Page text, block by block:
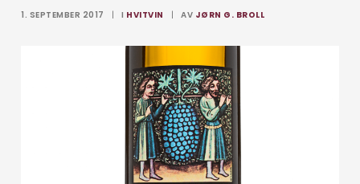
1. SEPTEMBER 2017 | I HVITVIN | AV JØRN G. BROLL